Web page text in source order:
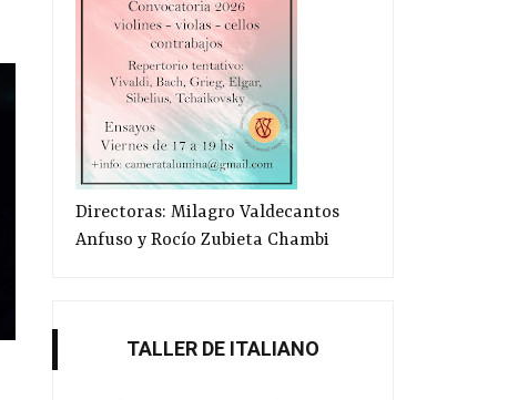
Directoras: Milagro Valdecantos
Anfuso y Rocío Zubieta Chambi
TALLER DE ITALIANO